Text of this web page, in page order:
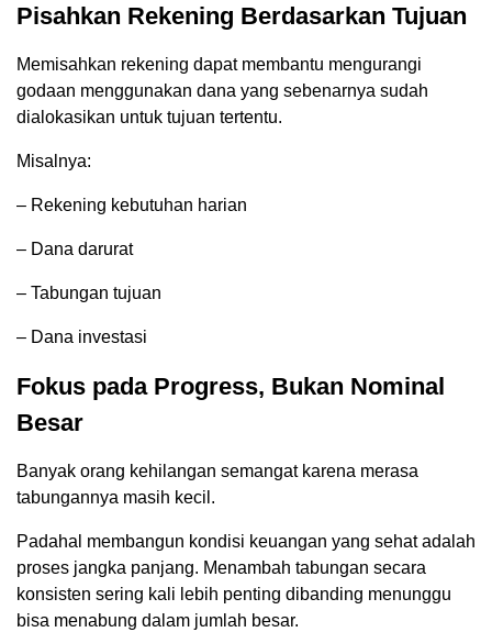
Pisahkan Rekening Berdasarkan Tujuan
Memisahkan rekening dapat membantu mengurangi
godaan menggunakan dana yang sebenarnya sudah
dialokasikan untuk tujuan tertentu.
Misalnya:
– Rekening kebutuhan harian
– Dana darurat
– Tabungan tujuan
– Dana investasi
Fokus pada Progress, Bukan Nominal
Besar
Banyak orang kehilangan semangat karena merasa
tabungannya masih kecil.
Padahal membangun kondisi keuangan yang sehat adalah
proses jangka panjang. Menambah tabungan secara
konsisten sering kali lebih penting dibanding menunggu
bisa menabung dalam jumlah besar.